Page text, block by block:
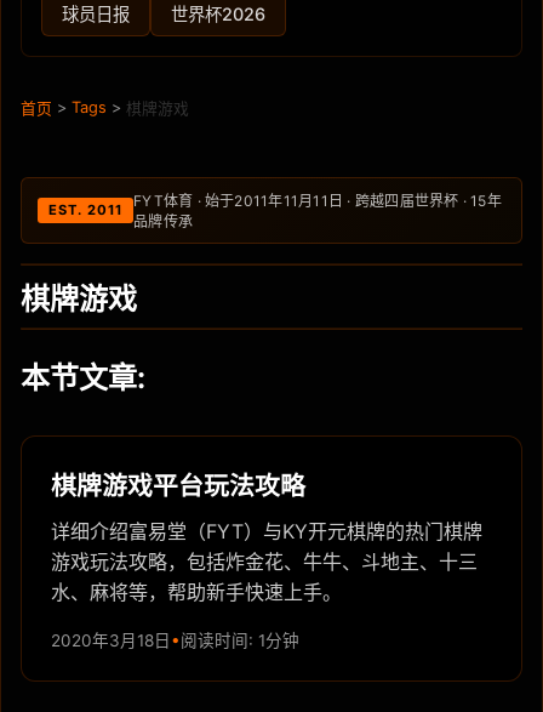
球员日报 世界杯2026
首页 > Tags > 棋牌游戏
EST. 2011
FYT体育 · 始于2011年11月11日 · 跨越四届世界杯 · 15年
品牌传承
棋牌游戏
本节文章:
棋牌游戏平台玩法攻略
详细介绍富易堂（FYT）与KY开元棋牌的热门棋牌
游戏玩法攻略，包括炸金花、牛牛、斗地主、十三
水、麻将等，帮助新手快速上手。
2020年3月18日 阅读时间: 1分钟